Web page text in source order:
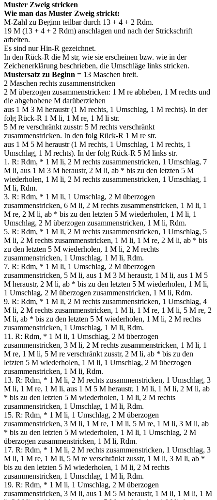
Muster Zweig stricken
Wie man das Muster Zweig strickt:
M-Zahl zu Beginn teilbar durch 13 + 4 + 2 Rdm.
19 M (13 + 4 + 2 Rdm) anschlagen und nach der Strickschrift
arbeiten.
Es sind nur Hin-R gezeichnet.
In den Rück-R die M str, wie sie erscheinen bzw. wie in der
Zeichenerklärung beschrieben, die Umschläge links stricken.
Mustersatz zu Beginn = 13 Maschen breit.
2 Maschen rechts zusammenstricken
2 M überzogen zusammenstricken: 1 M re abheben, 1 M rechts und
die abgehobene M darüberziehen
aus 1 M 3 M heraustr (1 M rechts, 1 Umschlag, 1 M rechts). In der
folg Rück-R 1 M li, 1 M re, 1 M li str.
5 M re verschränkt zusstr: 5 M rechts verschränkt
zusammenstricken. In den folg Rück-R 1 M re str.
aus 1 M 5 M heraustr (1 M rechts, 1 Umschlag, 1 M rechts, 1
Umschlag, 1 M rechts). In der folg Rück-R 5 M links str.
1. R: Rdm, * 1 M li, 2 M rechts zusammenstricken, 1 Umschlag, 7
M li, aus 1 M 3 M heraustr, 2 M li, ab * bis zu den letzten 5 M
wiederholen, 1 M li, 2 M rechts zusammenstricken, 1 Umschlag, 1
M li, Rdm.
3. R: Rdm, * 1 M li, 1 Umschlag, 2 M überzogen
zusammenstricken, 6 M li, 2 M rechts zusammenstricken, 1 M li, 1
M re, 2 M li, ab * bis zu den letzten 5 M wiederholen, 1 M li, 1
Umschlag, 2 M überzogen zusammenstricken, 1 M li, Rdm.
5. R: Rdm, * 1 M li, 2 M rechts zusammenstricken, 1 Umschlag, 5
M li, 2 M rechts zusammenstricken, 1 M li, 1 M re, 2 M li, ab * bis
zu den letzten 5 M wiederholen, 1 M li, 2 M rechts
zusammenstricken, 1 Umschlag, 1 M li, Rdm.
7. R: Rdm, * 1 M li, 1 Umschlag, 2 M überzogen
zusammenstricken, 5 M li, aus 1 M 3 M heraustr, 1 M li, aus 1 M 5
M heraustr, 2 M li, ab * bis zu den letzten 5 M wiederholen, 1 M li,
1 Umschlag, 2 M überzogen zusammenstricken, 1 M li, Rdm.
9. R: Rdm, * 1 M li, 2 M rechts zusammenstricken, 1 Umschlag, 4
M li, 2 M rechts zusammenstricken, 1 M li, 1 M re, 1 M li, 5 M re, 2
M li, ab * bis zu den letzten 5 M wiederholen, 1 M li, 2 M rechts
zusammenstricken, 1 Umschlag, 1 M li, Rdm.
11. R: Rdm, * 1 M li, 1 Umschlag, 2 M überzogen
zusammenstricken, 3 M li, 2 M rechts zusammenstricken, 1 M li, 1
M re, 1 M li, 5 M re verschränkt zusstr, 2 M li, ab * bis zu den
letzten 5 M wiederholen, 1 M li, 1 Umschlag, 2 M überzogen
zusammenstricken, 1 M li, Rdm.
13. R: Rdm, * 1 M li, 2 M rechts zusammenstricken, 1 Umschlag, 3
M li, 1 M re, 1 M li, aus 1 M 5 M heraustr, 1 M li, 1 M li, 2 M li, ab
* bis zu den letzten 5 M wiederholen, 1 M li, 2 M rechts
zusammenstricken, 1 Umschlag, 1 M li, Rdm.
15. R: Rdm, * 1 M li, 1 Umschlag, 2 M überzogen
zusammenstricken, 3 M li, 1 M re, 1 M li, 5 M re, 1 M li, 3 M li, ab
* bis zu den letzten 5 M wiederholen, 1 M li, 1 Umschlag, 2 M
überzogen zusammenstricken, 1 M li, Rdm.
17. R: Rdm, * 1 M li, 2 M rechts zusammenstricken, 1 Umschlag, 3
M li, 1 M re, 1 M li, 5 M re verschränkt zusstr, 1 M li, 3 M li, ab *
bis zu den letzten 5 M wiederholen, 1 M li, 2 M rechts
zusammenstricken, 1 Umschlag, 1 M li, Rdm.
19. R: Rdm, * 1 M li, 1 Umschlag, 2 M überzogen
zusammenstricken, 3 M li, aus 1 M 5 M heraustr, 1 M li, 1 M li, 1 M